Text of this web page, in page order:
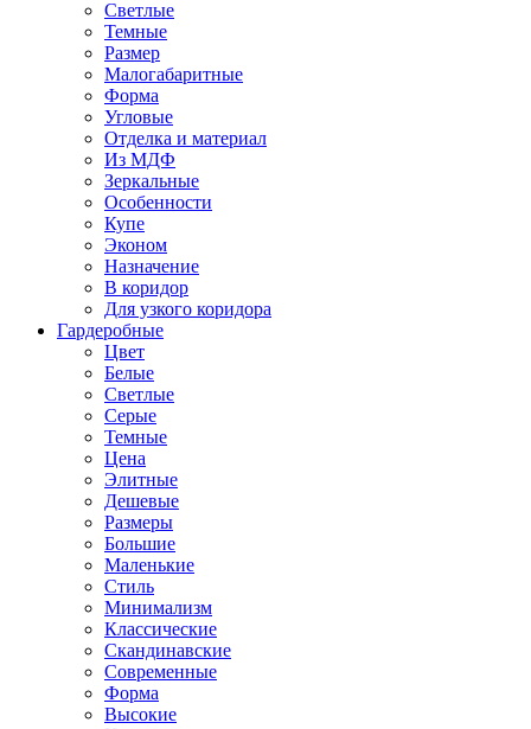
Светлые
Темные
Размер
Малогабаритные
Форма
Угловые
Отделка и материал
Из МДФ
Зеркальные
Особенности
Купе
Эконом
Назначение
В коридор
Для узкого коридора
Гардеробные
Цвет
Белые
Светлые
Серые
Темные
Цена
Элитные
Дешевые
Размеры
Большие
Маленькие
Стиль
Минимализм
Классические
Скандинавские
Современные
Форма
Высокие